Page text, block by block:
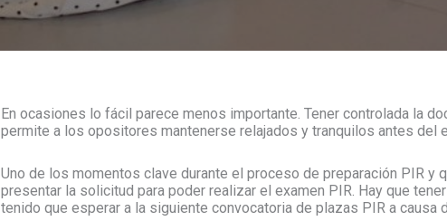
En ocasiones lo fácil parece menos importante. Tener controlada la
permite a los opositores mantenerse relajados y tranquilos antes del
Uno de los momentos clave durante el proceso de preparación PIR y
presentar la solicitud para poder realizar el examen PIR. Hay que
tenido que esperar a la siguiente convocatoria de plazas PIR a causa